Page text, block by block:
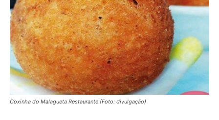
Coxinha do Malagueta Restaurante (Foto: divulgação)